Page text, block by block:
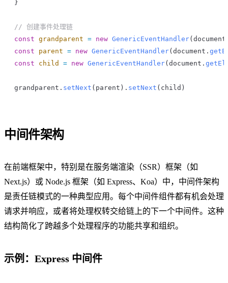
}
// 创建事件处理链
const grandparent = new GenericEventHandler( document
const parent = new GenericEventHandler( document .
const child = new GenericEventHandler( document .
grandparent . setNext ( parent ). setNext ( child )
中间件架构
在前端框架中，特别是在服务端渲染（SSR）框架（如
Next.js）或 Node.js 框架（如 Express、Koa）中，中间件架构
是责任链模式的一种典型应用。每个中间件组件都有机会处理
请求并响应，或者将处理权转交给链上的下一个中间件。这种
结构简化了跨越多个处理程序的功能共享和组织。
示例：Express 中间件